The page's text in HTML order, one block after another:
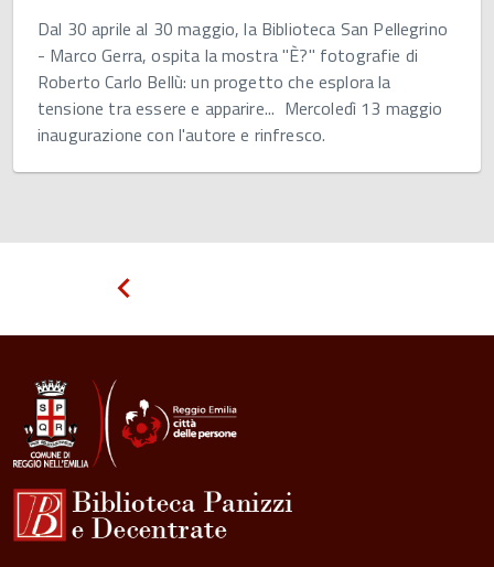
Dal 30 aprile al 30 maggio, la Biblioteca San Pellegrino
- Marco Gerra, ospita la mostra "È?" fotografie di
Roberto Carlo Bellù: un progetto che esplora la
tensione tra essere e apparire... Mercoledì 13 maggio
inaugurazione con l'autore e rinfresco.